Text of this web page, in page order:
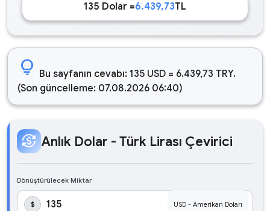
135 Dolar =6.439,73TL
lightbulb Bu sayfanın cevabı: 135 USD = 6.439,73 TRY.
(Son güncelleme: 07.08.2026 06:40)
currency_exchange Anlık Dolar - Türk Lirası Çevirici
Dönüştürülecek Miktar
$